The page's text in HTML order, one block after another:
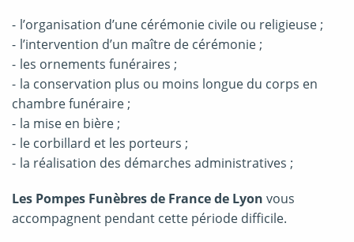
l’organisation d’une cérémonie civile ou religieuse ;
l’intervention d’un maître de cérémonie ;
les ornements funéraires ;
la conservation plus ou moins longue du corps en
chambre funéraire ;
la mise en bière ;
le corbillard et les porteurs ;
la réalisation des démarches administratives ;
Les Pompes Funèbres de France de Lyon vous
accompagnent pendant cette période difficile.